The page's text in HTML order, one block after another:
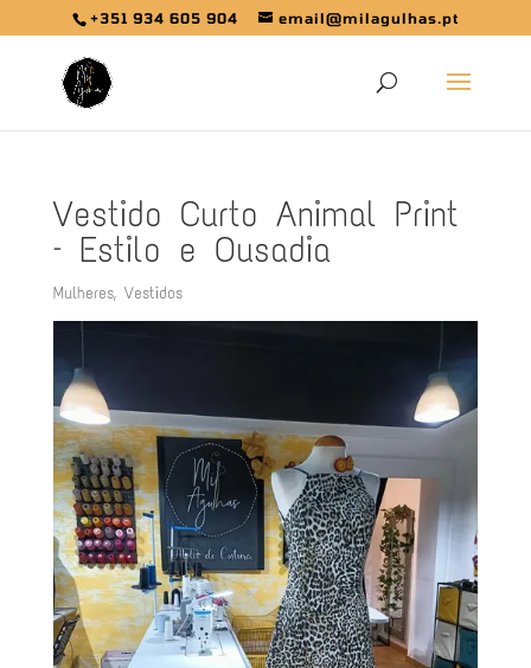
+351 934 605 904 email@milagulhas.pt
Vestido Curto Animal Print
– Estilo e Ousadia
Mulheres, Vestidos